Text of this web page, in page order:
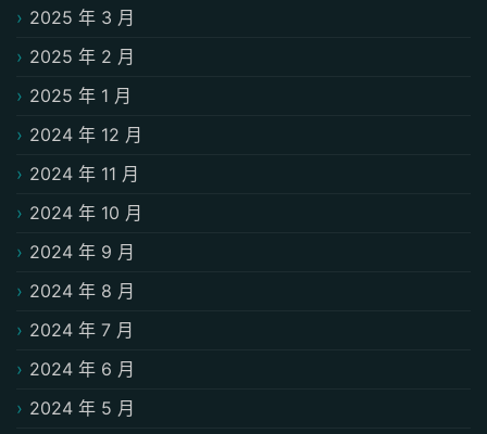
2025 年 3 月
2025 年 2 月
2025 年 1 月
2024 年 12 月
2024 年 11 月
2024 年 10 月
2024 年 9 月
2024 年 8 月
2024 年 7 月
2024 年 6 月
2024 年 5 月